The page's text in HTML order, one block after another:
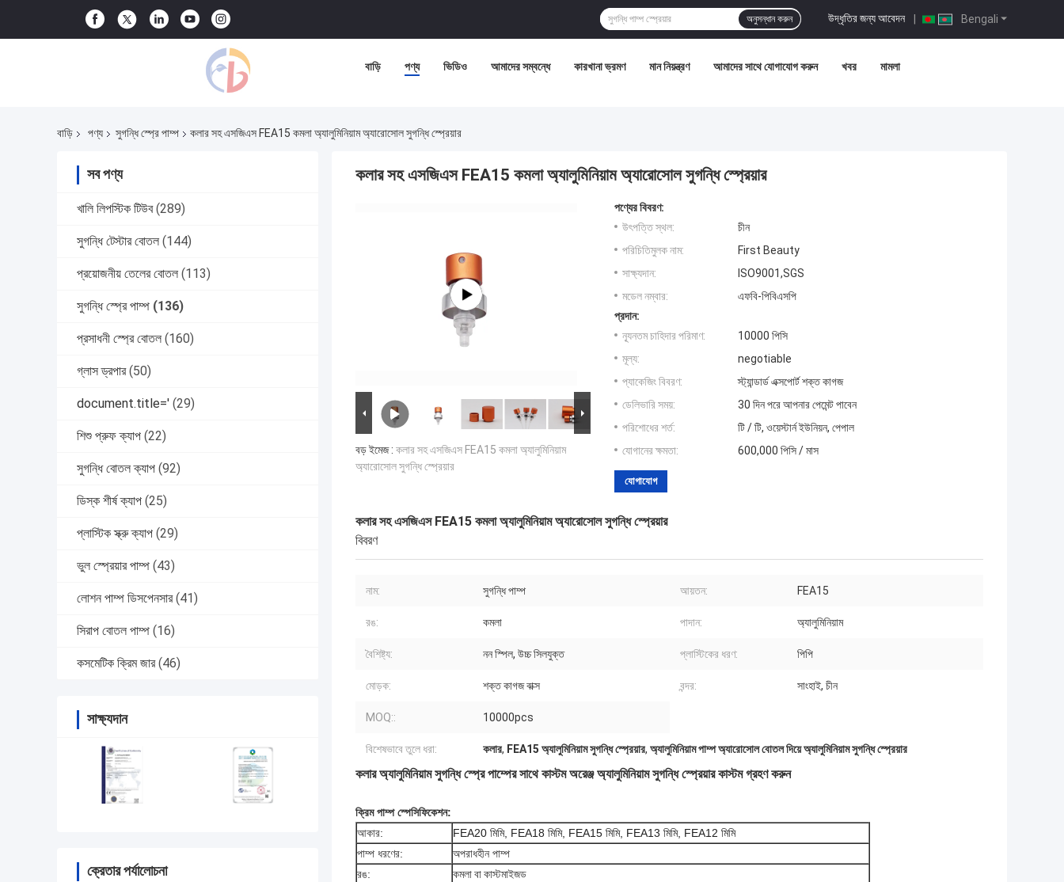
Bengali
উদ্ধৃতির জন্য আবেদন |
অনুসন্ধান করুন
বাড়ি পণ্য ভিডিও আমাদের সম্বন্ধে কারখানা ভ্রমণ মান নিয়ন্ত্রণ আমাদের সাথে যোগাযোগ করুন খবর মামলা
বাড়ি পণ্য সুগন্ধি স্প্রে পাম্প কলার সহ এসজিএস FEA15 কমলা অ্যালুমিনিয়াম অ্যারোসোল সুগন্ধি স্প্রেয়ার
সব পণ্য
খালি লিপস্টিক টিউব (289)
সুগন্ধি টেস্টার বোতল (144)
প্রয়োজনীয় তেলের বোতল (113)
সুগন্ধি স্প্রে পাম্প (136)
প্রসাধনী স্প্রে বোতল (160)
গ্লাস ড্রপার (50)
document.title=' (29)
শিশু প্রুফ ক্যাপ (22)
সুগন্ধি বোতল ক্যাপ (92)
ডিস্ক শীর্ষ ক্যাপ (25)
প্লাস্টিক স্ক্রু ক্যাপ (29)
ভুল স্প্রেয়ার পাম্প (43)
লোশন পাম্প ডিসপেনসার (41)
সিরাপ বোতল পাম্প (16)
কসমেটিক ক্রিম জার (46)
সাক্ষ্যদান
ক্রেতার পর্যালোচনা
কলার সহ এসজিএস FEA15 কমলা অ্যালুমিনিয়াম অ্যারোসোল সুগন্ধি স্প্রেয়ার
বড় ইমেজ : কলার সহ এসজিএস FEA15 কমলা অ্যালুমিনিয়াম
অ্যারোসোল সুগন্ধি স্প্রেয়ার
পণ্যের বিবরণ:
উৎপত্তি স্থল:
চীন
পরিচিতিমুলক নাম:
First Beauty
সাক্ষ্যদান:
ISO9001,SGS
মডেল নম্বার:
এফবি-পিবিএসপি
প্রদান:
ন্যূনতম চাহিদার পরিমাণ:
10000 পিসি
মূল্য:
negotiable
প্যাকেজিং বিবরণ:
স্ট্যান্ডার্ড এক্সপোর্ট শক্ত কাগজ
ডেলিভারি সময়:
30 দিন পরে আপনার পেমেন্ট পাবেন
পরিশোধের শর্ত:
টি / টি, ওয়েস্টার্ন ইউনিয়ন, পেপাল
যোগানের ক্ষমতা:
600,000 পিসি / মাস
যোগাযোগ
কলার সহ এসজিএস FEA15 কমলা অ্যালুমিনিয়াম অ্যারোসোল সুগন্ধি স্প্রেয়ার
বিবরণ
নাম: সুগন্ধি পাম্প আয়তন: FEA15
রঙ: কমলা পাদান: অ্যালুমিনিয়াম
বৈশিষ্ট্য: নন স্পিল, উচ্চ সিলযুক্ত প্লাস্টিকের ধরণ: পিপি
মোড়ক: শক্ত কাগজ বাক্স বন্দর: সাংহাই, চীন
MOQ:: 10000pcs
বিশেষভাবে তুলে ধরা: কলার, FEA15 অ্যালুমিনিয়াম সুগন্ধি স্প্রেয়ার, অ্যালুমিনিয়াম পাম্প অ্যারোসোল বোতল দিয়ে অ্যালুমিনিয়াম সুগন্ধি স্প্রেয়ার
কলার অ্যালুমিনিয়াম সুগন্ধি স্প্রে পাম্পের সাথে কাস্টম অরেঞ্জ অ্যালুমিনিয়াম সুগন্ধি স্প্রেয়ার কাস্টম গ্রহণ করুন
ক্রিম পাম্প স্পেসিফিকেশন:
আকার:
FEA20 মিমি, FEA18 মিমি, FEA15 মিমি, FEA13 মিমি, FEA12 মিমি
পাম্প ধরণের:
অপরাধহীন পাম্প
রঙ:
কমলা বা কাস্টমাইজড